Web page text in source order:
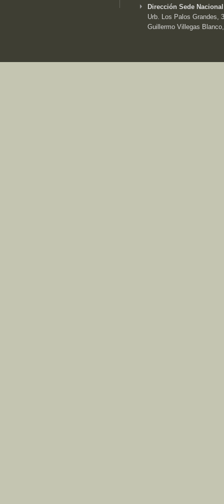
Dirección Sede
Urb. Los Palos Grandes,
Guillermo Villegas